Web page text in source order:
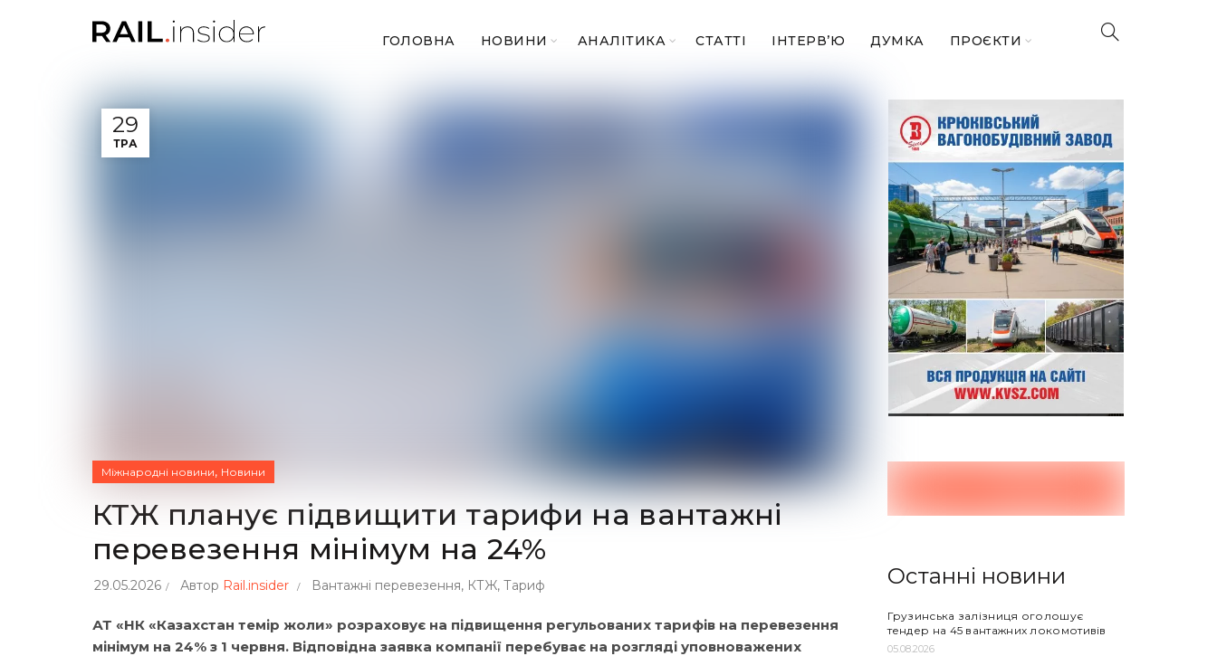
ГОЛОВНА НОВИНИ АНАЛІТИКА СТАТТІ ІНТЕРВ’Ю ДУМКА ПРОЄКТИ
29
ТРА
Міжнародні новини, Новини
КТЖ планує підвищити тарифи на вантажні
перевезення мінімум на 24%
29.05.2026 Автор Rail.insider Вантажні перевезення, КТЖ, Тариф
АТ «НК «Казахстан темір жоли» розраховує на підвищення регульованих тарифів на перевезення
мінімум на 24% з 1 червня. Відповідна заявка компанії перебуває на розгляді уповноважених
Останні новини
Грузинська залізниця оголошує
тендер на 45 вантажних локомотивів
05.08.2026